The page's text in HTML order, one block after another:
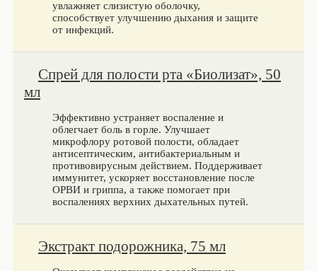
увлажняет слизистую оболочку,
способствует улучшению дыхания и защите
от инфекций.
Спрей для полости рта «Биолизат», 50
мл
Эффективно устраняет воспаление и
облегчает боль в горле. Улучшает
микрофлору ротовой полости, обладает
антисептическим, антибактериальным и
противовирусным действием. Поддерживает
иммунитет, ускоряет восстановление после
ОРВИ и гриппа, а также помогает при
воспалениях верхних дыхательных путей.
Экстракт подорожника, 75 мл